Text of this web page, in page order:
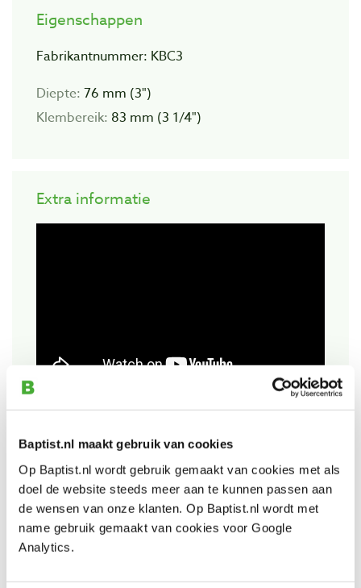
Baptist.nl maakt gebruik van cookies
Op Baptist.nl wordt gebruik gemaakt van cookies met als
doel de website steeds meer aan te kunnen passen aan
de wensen van onze klanten. Op Baptist.nl wordt met
name gebruik gemaakt van cookies voor Google
Analytics.
Eigenschappen
Fabrikantnummer: KBC3
Diepte: 76 mm (3")
Klembereik: 83 mm (3 1/4")
Extra informatie
Bekijk ook
Kreg R3 verbindingssysteem
Artikelnummer: 32414